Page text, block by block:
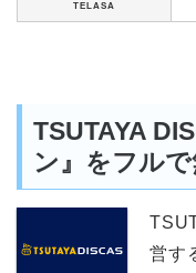
TELASA
TSUTAYA
ン』をフル
営す